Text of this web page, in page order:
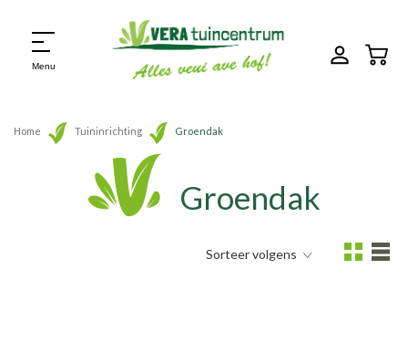
Menu
Home Tuininrichting Groendak
Groendak
Sorteer volgens